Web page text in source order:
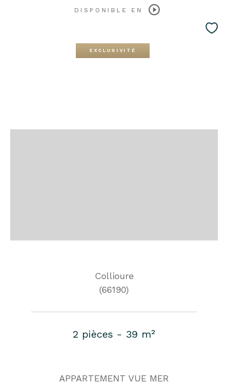
DISPONIBLE EN
EXCLUSIVITÉ
Collioure
(66190)
2 pièces - 39 m²
APPARTEMENT VUE MER